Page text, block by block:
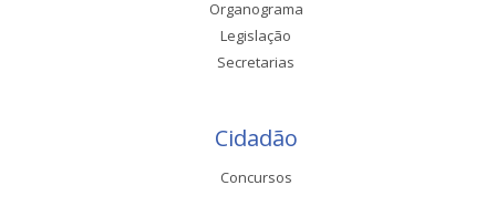
Organograma
Legislação
Secretarias
Cidadão
Concursos